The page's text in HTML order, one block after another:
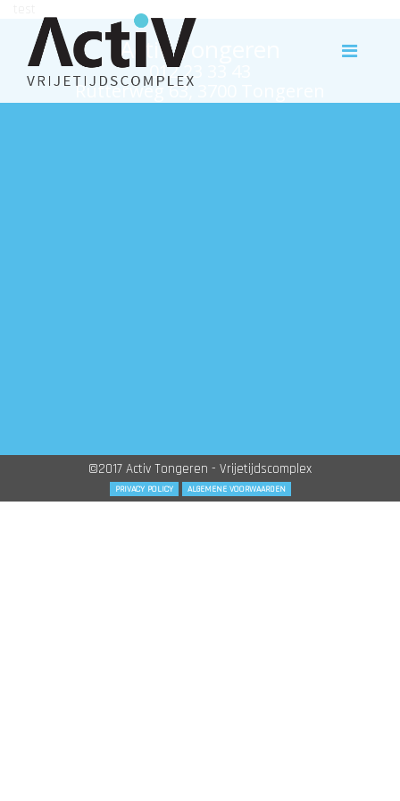
Activ Tongeren
012 23 33 43
Rutterweg 63, 3700 Tongeren
©2017 Activ Tongeren - Vrijetijdscomplex
PRIVACY POLICY ALGEMENE VOORWAARDEN